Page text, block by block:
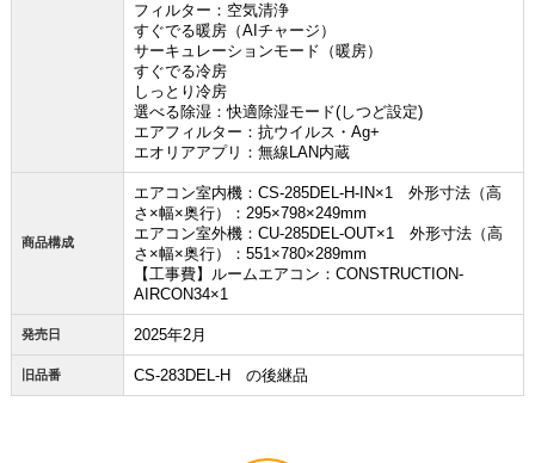
フィルター：空気清浄
すぐでる暖房（AIチャージ）
サーキュレーションモード（暖房）
すぐでる冷房
しっとり冷房
選べる除湿：快適除湿モード(しつど設定)
エアフィルター：抗ウイルス・Ag+
エオリアアプリ：無線LAN内蔵
商品構成
エアコン室内機：CS-285DEL-H-IN×1 外形寸法（高
さ×幅×奥行）：295×798×249mm
エアコン室外機：CU-285DEL-OUT×1 外形寸法（高
さ×幅×奥行）：551×780×289mm
【工事費】ルームエアコン：CONSTRUCTION-
AIRCON34×1
発売日 2025年2月
旧品番 CS-283DEL-H の後継品